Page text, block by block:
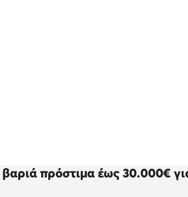
πρόστιμα έως 30.000€